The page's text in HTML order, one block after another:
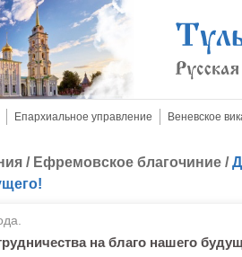
Епархиальное управление Веневское
/ Ефремовское благочиние /
на благо нашего